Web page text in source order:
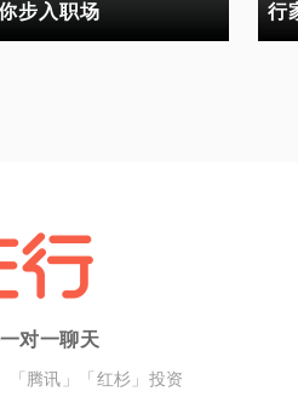
步入职场 行
对一聊天
「腾讯」「红杉」投资